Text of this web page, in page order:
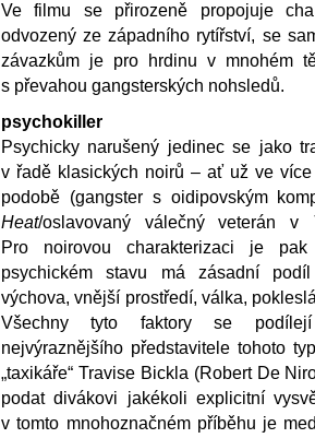
Ve filmu se přirozeně propojuje
odvozený ze západního rytířství, se
závazkům je pro hrdinu v mnohém
s převahou gangsterských nohsledů.
psychokiller
Psychicky narušený jedinec se jako
v řadě klasických noirů – ať už ve
podobě (gangster s oidipovským
Heat/oslavovaný válečný veterán v
Pro noirovou charakterizaci je
psychickém stavu má zásadní
výchova, vnější prostředí, válka,
Všechny tyto faktory se
nejvýraznějšího představitele tohoto
„taxikáře“ Travise Bickla (Robert De
podat divákovi jakékoli explicitní
v tomto mnohoznačném příběhu je